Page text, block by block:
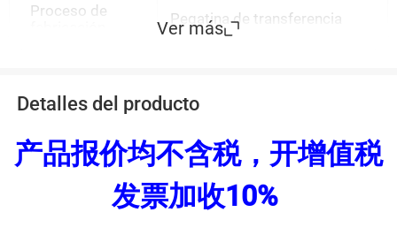
Proceso de
Pegatina de transferencia
Ver más
Detalles del producto
产品报价均不含税，开增值税
发票加收10%